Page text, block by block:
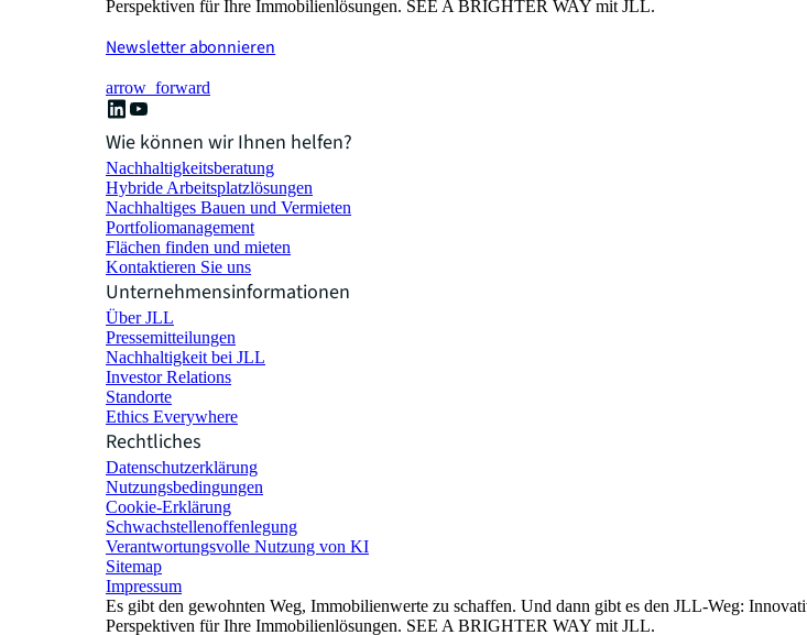
Perspektiven für Ihre Immobilienlösungen. SEE A BRIGHTER WAY mit JLL.
Newsletter abonnieren
arrow_forward
Wie können wir Ihnen helfen?
Nachhaltigkeitsberatung
Hybride Arbeitsplatzlösungen
Nachhaltiges Bauen und Vermieten
Portfoliomanagement
Flächen finden und mieten
Kontaktieren Sie uns
Unternehmensinformationen
Über JLL
Pressemitteilungen
Nachhaltigkeit bei JLL
Investor Relations
Standorte
Ethics Everywhere
Rechtliches
Datenschutzerklärung
Nutzungsbedingungen
Cookie-Erklärung
Schwachstellenoffenlegung
Verantwortungsvolle Nutzung von KI
Sitemap
Impressum​
Es gibt den gewohnten Weg, Immobilienwerte zu schaffen. Und dann gibt es den JLL-Weg:
Perspektiven für Ihre Immobilienlösungen. SEE A BRIGHTER WAY mit JLL.